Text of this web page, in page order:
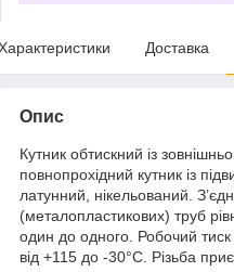
Доставка
Опис
Кутник обтискний із
повнопрохідний кутник із
латунний, нікельований.
(металопластикових) труб
один до одного. Робочий
від +115 до -30°С. Різьба